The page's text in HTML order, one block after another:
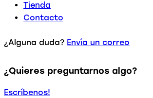
Tienda
Contacto
¿Alguna duda? Envía un correo
¿Quieres preguntarnos algo?
Escríbenos!